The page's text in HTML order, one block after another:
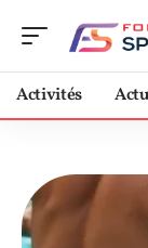
Activités